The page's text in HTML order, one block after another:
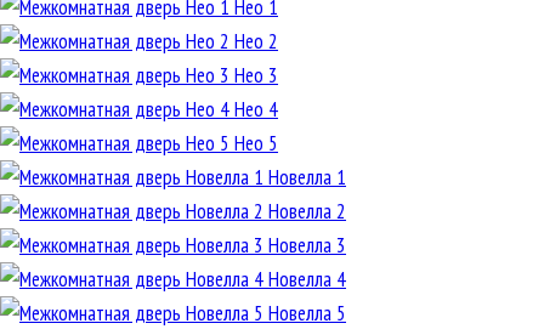
Нео 1
Нео 2
Нео 3
Нео 4
Нео 5
Новелла 1
Новелла 2
Новелла 3
Новелла 4
Новелла 5